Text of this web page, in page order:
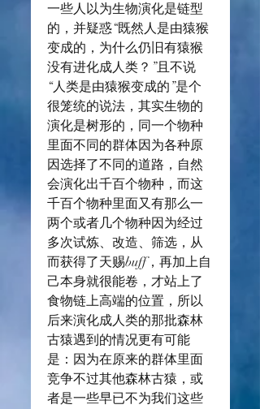
一些人以为生物演化是链型
的，并疑惑“既然人是由猿猴
变成的，为什么仍旧有猿猴
没有进化成人类？”且不说
“人类是由猿猴变成的”是个
很笼统的说法，其实生物的
演化是树形的，同一个物种
里面不同的群体因为各种原
因选择了不同的道路，自然
会演化出千百个物种，而这
千百个物种里面又有那么一
两个或者几个物种因为经过
多次试炼、改造、筛选，从
而获得了天赐buff，再加上自
己本身就很能卷，才站上了
食物链上高端的位置，所以
后来演化成人类的那批森林
古猿遇到的情况更有可能
是：因为在原来的群体里面
竞争不过其他森林古猿，或
者是一些早已不为我们这些